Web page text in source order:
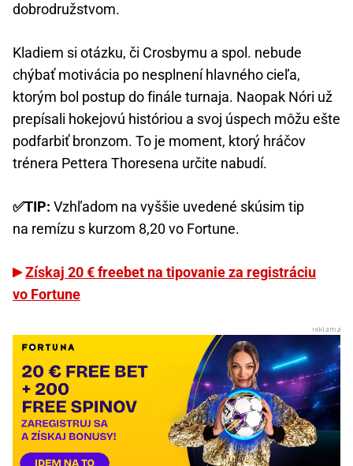
dobrodružstvom.
Kladiem si otázku, či Crosbymu a spol. nebude
chýbať motivácia po nesplnení hlavného cieľa,
ktorým bol postup do finále turnaja. Naopak Nóri už
prepísali hokejovú históriou a svoj úspech môžu ešte
podfarbiť bronzom. To je moment, ktorý hráčov
trénera Pettera Thoresena určite nabudí.
✅TIP: Vzhľadom na vyššie uvedené skúsim tip
na remízu s kurzom 8,20 vo Fortune.
Získaj 20 € freebet na tipovanie za registráciu
vo Fortune